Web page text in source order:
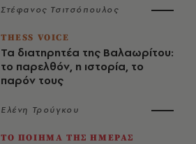
Στέφανος Τσιτσόπουλος
THESS VOICE
Τα διατηρητέα της Βαλαωρίτου:
το παρελθόν, η ιστορία, το
παρόν τους
Ελένη Τρούγκου
ΤΟ ΠΟΙΗΜΑ ΤΗΣ ΗΜΕΡΑΣ